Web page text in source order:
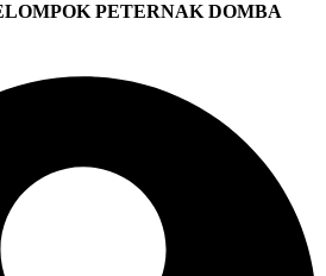
PETERNAK DOMBA